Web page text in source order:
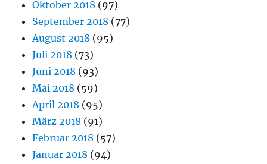
Oktober 2018 (97)
September 2018 (77)
August 2018 (95)
Juli 2018 (73)
Juni 2018 (93)
Mai 2018 (59)
April 2018 (95)
März 2018 (91)
Februar 2018 (57)
Januar 2018 (94)